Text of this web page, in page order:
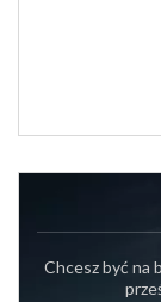
Chcesz być na